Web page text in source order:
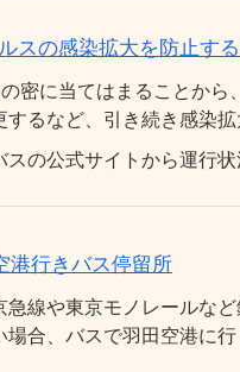
スの感染拡大を防止す
密に当てはまることか
るなど、引き続き感染
の公式サイトから運行状
港行きバス停留所
線や東京モノレールな
合、バスで羽田空港に